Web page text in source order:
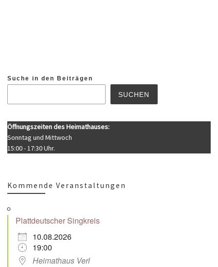
Suche in den Beiträgen
SUCHEN
Öffnungszeiten des Heimathauses:
Sonntag und Mittwoch
15:00 - 17:30 Uhr.
Kommende Veranstaltungen
Plattdeutscher Singkreis
10.08.2026
19:00
Heimathaus Verl